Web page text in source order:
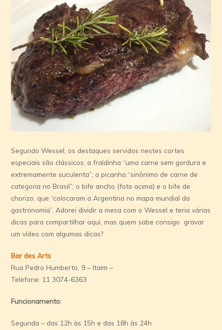
Segundo Wessel, os destaques servidos nestes cortes
especiais são clássicos: a fraldinha “uma carne sem gordura e
extremamente suculenta”; a picanha “sinônimo de carne de
categoria no Brasil”; o bife ancho (foto acima) e o bife de
chorizo, que “colocaram a Argentina no mapa mundial da
gastronomia”. Adorei dividir a mesa com o Wessel e teria várias
dicas para compartilhar aqui, mas quem sabe consigo gravar
um vídeo com algumas dicas?
Bar des Arts
Rua Pedro Humberto, 9 – Itaim –
Telefone: 11 3074-6363
Funcionamento:
Segunda – das 12h às 15h e das 18h às 24h